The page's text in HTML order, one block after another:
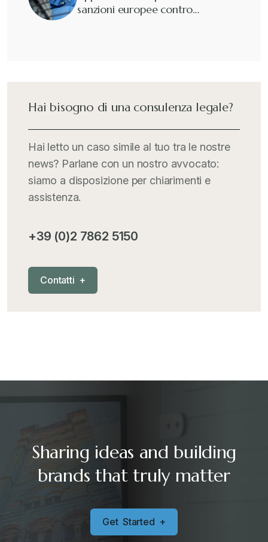
sanzioni europee contro…
Hai bisogno di una consulenza legale?
Hai letto un caso simile al tuo tra le nostre
news? Parlane con un nostro avvocato:
siamo a disposizione per chiarimenti e
assistenza.
+39 (0)2 7862 5150
Contatti +
Sharing ideas and building
brands that truly matter
Get Started +